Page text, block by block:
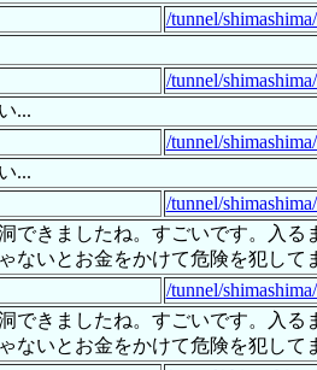
/tunnel/
/tunnel/
...
/tunnel/
...
/tunnel/
できましたね。すごいです。入
ないとお金をかけて危険を犯して
/tunnel/
できましたね。すごいです。入
ないとお金をかけて危険を犯して